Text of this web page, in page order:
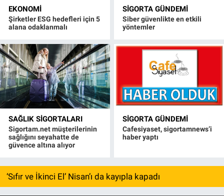
EKONOMI
Şirketler ESG hedefleri için 5
alana odaklanmalı
SIGORTA GÜNDEMI
Siber güvenlikte en etkili
yöntemler
SAĞLIK SIGORTALARI
Sigortam.net müşterilerinin
sağlığını seyahatte de
güvence altına alıyor
SIGORTA GÜNDEMI
Cafesiyaset, sigortamnews’i
haber yaptı
‘Sıfır ve İkinci El’ Nisan’ı da kayıpla kapadı